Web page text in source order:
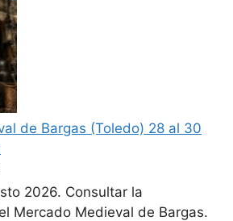
de Bargas (Toledo) 28 al 30
2026. Consultar la
Mercado Medieval de Bargas.